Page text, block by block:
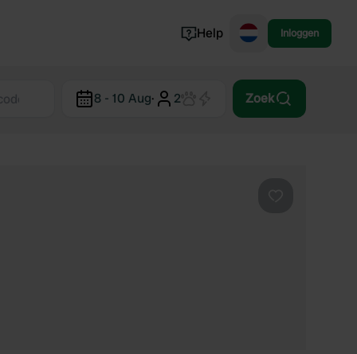
Portugal
Help Inloggen
8 - 10 Aug· 2 Zoek